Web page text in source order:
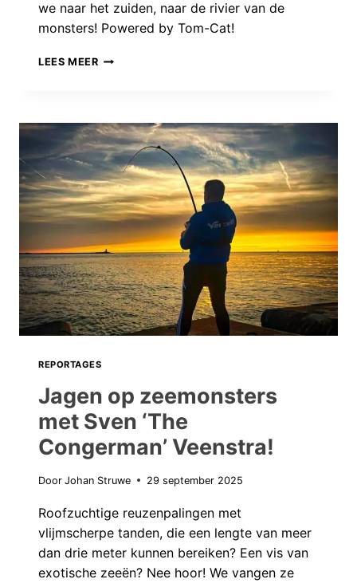
we naar het zuiden, naar de rivier van de
monsters! Powered by Tom-Cat!
LEES MEERSTRIJDEN
MONSTER:
DE
CAT
FISH
MATTIES
GAAN
OP
AVONTUUR
IN
ITALIË!
REPORTAGES
Jagen op zeemonsters
met Sven ‘The
Congerman’ Veenstra!
Door Johan Struwe 29 september 2025
Roofzuchtige reuzenpalingen met
vlijmscherpe tanden, die een lengte van meer
dan drie meter kunnen bereiken? Een vis van
exotische zeeën? Nee hoor! We vangen ze